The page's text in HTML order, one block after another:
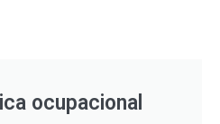
ocupacional